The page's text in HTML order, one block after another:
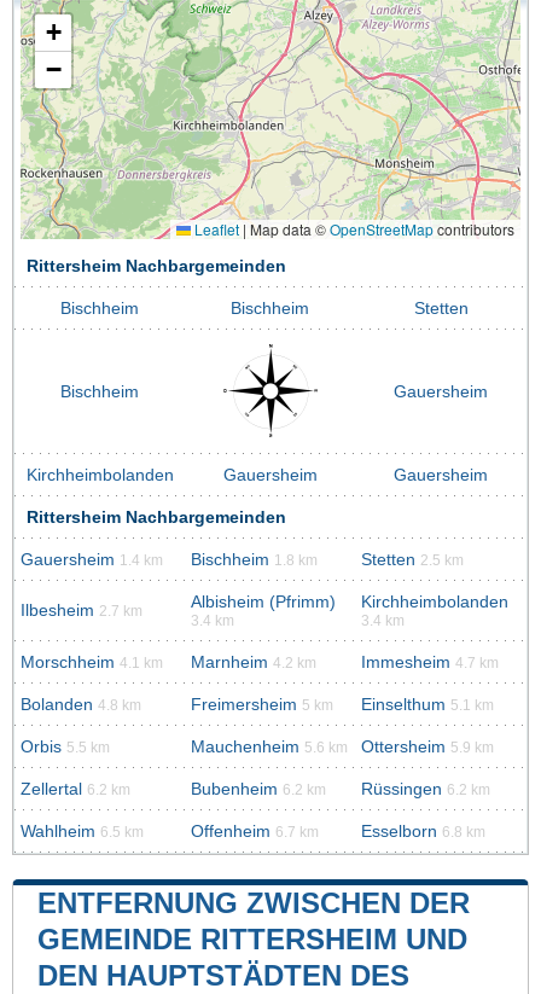
+
−
Leaflet | Map data ©OpenStreetMapcontributors
Rittersheim Nachbargemeinden
Bischheim Bischheim Stetten
Bischheim Gauersheim
Kirchheimbolanden Gauersheim Gauersheim
Rittersheim Nachbargemeinden
Gauersheim 1.4 km Bischheim 1.8 km Stetten 2.5 km
Ilbesheim 2.7 km Albisheim (Pfrimm)
3.4 km
Kirchheimbolanden
3.4 km
Morschheim 4.1 km Marnheim 4.2 km Immesheim 4.7 km
Bolanden 4.8 km Freimersheim 5 km Einselthum 5.1 km
Orbis 5.5 km Mauchenheim 5.6 km Ottersheim 5.9 km
Zellertal 6.2 km Bubenheim 6.2 km Rüssingen 6.2 km
Wahlheim 6.5 km Offenheim 6.7 km Esselborn 6.8 km
ENTFERNUNG ZWISCHEN DER
GEMEINDE RITTERSHEIM UND
DEN HAUPTSTÄDTEN DES